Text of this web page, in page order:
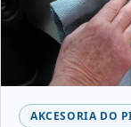
AKCESORIA DO